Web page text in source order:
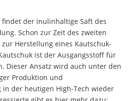
der inulinhaltige Saft des
Schon zur Zeit des zweiten
Herstellung eines Kautschuk-
ist der Ausgangsstoff für
Dieser Ansatz wird auch unter den
Produktion und
in der heutigen High-Tech wieder